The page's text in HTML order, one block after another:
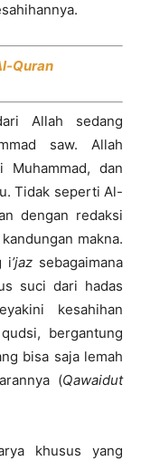
Quran
Allah sedang
saw. Allah
Muhammad, dan
Tidak seperti Al-
dengan redaksi
makna.
i’jaz sebagaimana
suci dari hadas
kesahihan
bergantung
bisa saja lemah
(Qawaidut
khusus yang